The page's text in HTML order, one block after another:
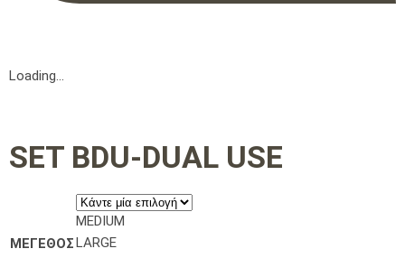
Loading...
SET BDU-DUAL USE
ΜΕΓΕΘΟΣ
MEDIUM
LARGE